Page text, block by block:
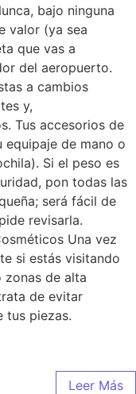
bajo ninguna
valor (ya sea
que vas a
del aeropuerto.
a cambios
y,
Tus accesorios de
de mano o
Si el peso es
pon todas las
será fácil de
revisarla.
Una vez
si estás visitando
zonas de alta
de evitar
tus piezas.
Leer Más